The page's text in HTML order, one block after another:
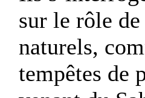
sur le rôle
naturels,
tempêtes de